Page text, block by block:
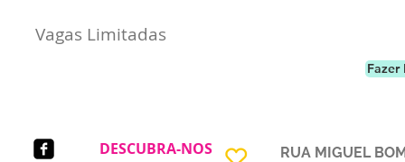
Vagas Limitadas
Fazer
DESCUBRA-NOS
RUA MIGUEL